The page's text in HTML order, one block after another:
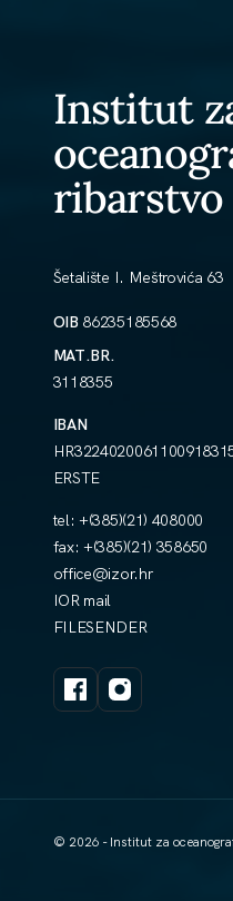
Institut
ribarstvo
Šetalište I. Meštrovića 63
OIB 86235185568
MAT.BR.
3118355
IBAN
ERSTE
tel: +(385)(21) 408000
fax: +(385)(21) 358650
office@izor.hr
IOR mail
FILESENDER
© 2026 - Institut za